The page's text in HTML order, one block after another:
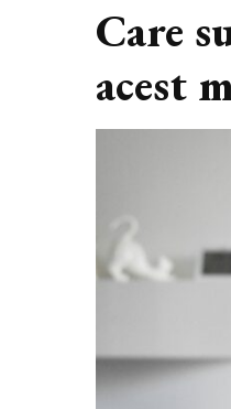
Care
acest